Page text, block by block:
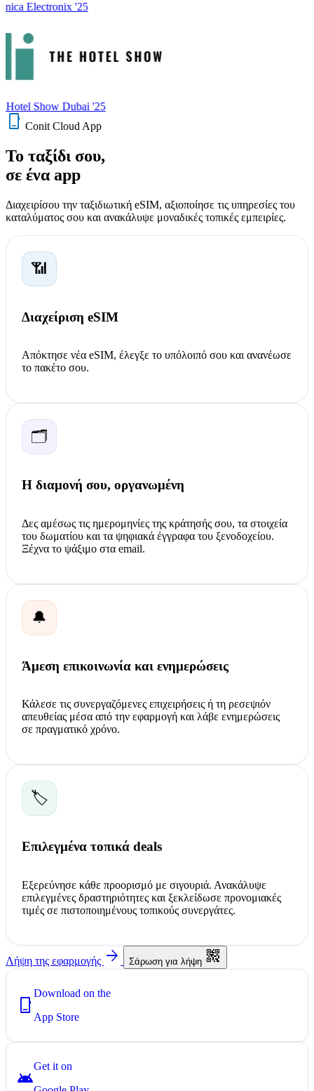
Electronix '25
Hotel Show Dubai '25
phone_iphone Conit Cloud App
Το ταξίδι σου,
σε ένα app
Διαχειρίσου την ταξιδιωτική eSIM, αξιοποίησε τις υπηρεσίες του
καταλύματος σου και ανακάλυψε μοναδικές τοπικές εμπειρίες.
📶
Διαχείριση eSIM
Απόκτησε νέα eSIM, έλεγξε το υπόλοιπό σου και ανανέωσε
το πακέτο σου.
🗂️
Η διαμονή σου, οργανωμένη
Δες αμέσως τις ημερομηνίες της κράτησής σου, τα στοιχεία
του δωματίου και τα ψηφιακά έγγραφα του ξενοδοχείου.
Ξέχνα το ψάξιμο στα email.
🔔
Άμεση επικοινωνία και ενημερώσεις
Κάλεσε τις συνεργαζόμενες επιχειρήσεις ή τη ρεσεψιόν
απευθείας μέσα από την εφαρμογή και λάβε ενημερώσεις
σε πραγματικό χρόνο.
🏷️
Επιλεγμένα τοπικά deals
Εξερεύνησε κάθε προορισμό με σιγουριά. Ανακάλυψε
επιλεγμένες δραστηριότητες και ξεκλείδωσε προνομιακές
τιμές σε πιστοποιημένους τοπικούς συνεργάτες.
Λήψη της εφαρμογής arrow_forward Σάρωση για λήψη qr_code_2
phone_iphone
Download on the
App Store
android
Get it on